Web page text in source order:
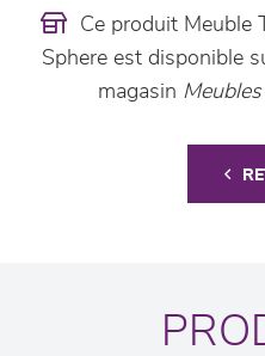
Ce produit Meuble
Sphere est disponible
magasin